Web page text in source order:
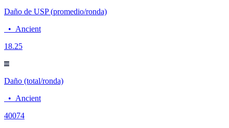
Daño de USP (promedio/ronda)
• Ancient
18.25
Daño (total/ronda)
• Ancient
40074